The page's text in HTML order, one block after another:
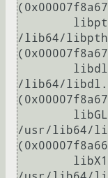
/lib64/
/lib64/
/usr/lib64/